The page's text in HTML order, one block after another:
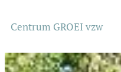
Centrum GROEI vzw